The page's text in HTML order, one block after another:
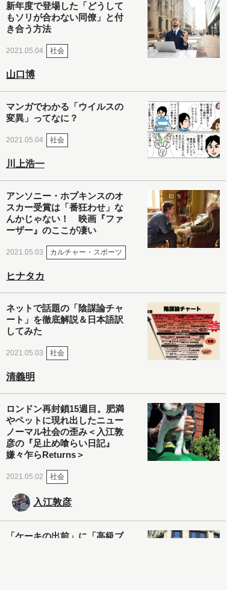
新年度で登場した「どうして
もソリが合わない同僚」と付
き合う方法
2021.05.04 社会
山口博
マンガでわかる「ウイルスの
変異」ってなに？
2021.05.04 社会
川上浩一
アンソニー・ホプキンスのオ
スカー受賞は「番狂わせ」な
んかじゃない！ 映画『ファ
ーザー』のここが凄い
2021.05.03 カルチャー・スポーツ
ヒナタカ
ネットで話題の「陰謀論チャ
ート」を徹底解説＆日本語訳
してみた
2021.05.03 社会
清義明
ロンドン再封鎖15週目。肥満
やペットに現れ出したニュー
ノーマル社会の歪み＜入江敦
彦の『足止め喰らい日記』
嫌々乍らReturns＞
2021.05.02 社会
入江敦彦
「ケーキの出前」に「高級ブ